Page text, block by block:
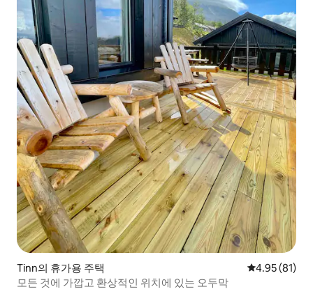
Tinn의 휴가용 주택 평점 4.95점
4.95 (81)
모든 것에 가깝고 환상적인 위치에 있는 오두막